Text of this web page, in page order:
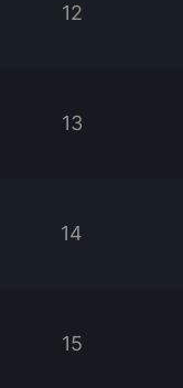
12
13
14
15